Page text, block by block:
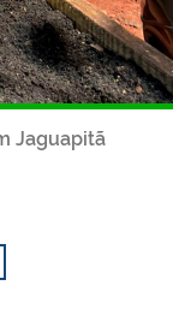
Jaguapitã